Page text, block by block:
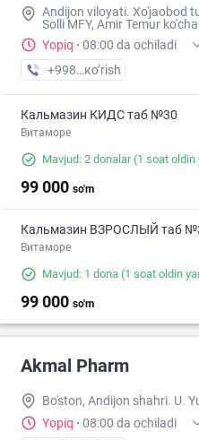
Andijon viloyati. Xo'jaobod
Solli MFY, Amir Temur
Yopiq · 08:00 da ochiladi
+998 (90) XXX-XX-XX
кo’rish
Кальмазин КИДС таб №30
Витаморе
Mavjud: 2 donalar(1 soat oldin
99 000 so'm
Кальмазин ВЗРОСЛЫЙ таб
Витаморе
Mavjud: 1 dona (1 soat oldin
99 000 so'm
Akmal Pharm
Bo'ston, Andijon shahri. U.
Yopiq · 08:00 da ochiladi